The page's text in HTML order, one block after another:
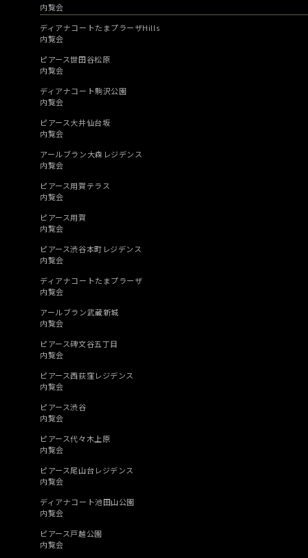
内覧会
ディアナコートたまプラーザHills
内覧会
ピアース世田谷松原
内覧会
ディアナコート駒沢公園
内覧会
ピアース大井仙台坂
内覧会
アールブラン大森レジデンス
内覧会
ピアース用賀テラス
内覧会
ピアース用賀
内覧会
ピアース渋谷本町レジデンス
内覧会
ディアナコートたまプラーザ
内覧会
アールブラン武蔵新城
内覧会
ピアース碑文谷五丁目
内覧会
ピアース西荻窪レジデンス
内覧会
ピアース渋谷
内覧会
ピアース代々木上原
内覧会
ピアース尾山台レジデンス
内覧会
ディアナコート池田山公園
内覧会
ピアース戸越公園
内覧会